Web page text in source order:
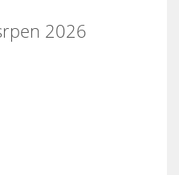
2026